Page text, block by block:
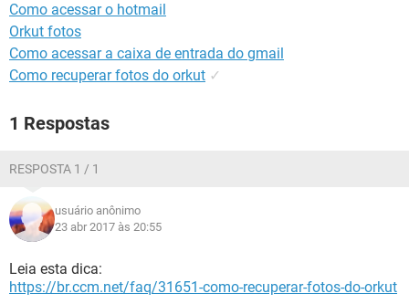
Como acessar o hotmail
Orkut fotos
Como acessar a caixa de entrada do gmail
Como recuperar fotos do orkut ✓
1 Respostas
RESPOSTA 1 / 1
usuário anônimo
23 abr 2017 às 20:55
Leia esta dica:
https://br.ccm.net/faq/31651-como-recuperar-fotos-do-orkut